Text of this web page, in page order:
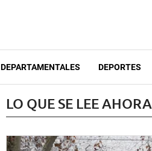
DEPARTAMENTALES DEPORTES
LO QUE SE LEE AHORA